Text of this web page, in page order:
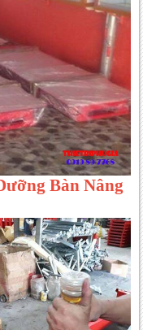
Bàn Nâng